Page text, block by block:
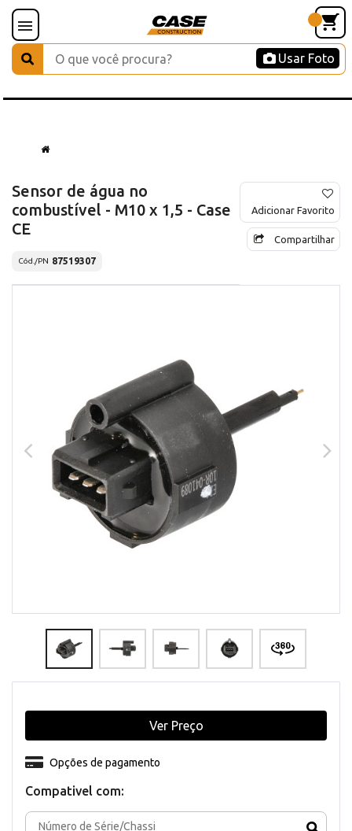
Usar Foto
Sensor de água no
combustível - M10 x 1,5 - Case
CE
Cód./PN 87519307
Adicionar Favorito
Compartilhar
Compativel com:
Opções de pagamento
Ver Preço